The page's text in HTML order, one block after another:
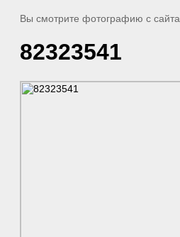
Вы смотрите фотографию с сайта
82323541